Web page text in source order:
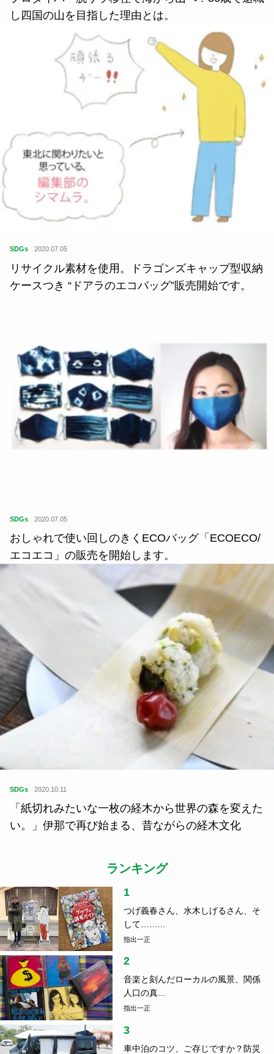
し四国の山を目指した理由とは。
SDGs 2020.07.05
リサイクル素材を使用。ドラゴンズキャップ型収納
ケースつき “ドアラのエコバッグ”販売開始です。
SDGs 2020.07.05
おしゃれで使い回しのきくECOバッグ「ECOECO/
エコエコ」の販売を開始します。
SDGs 2020.10.11
「紙切れみたいな一枚の経木から世界の森を変えた
い。」伊那で再び始まる、昔ながらの経木文化
ランキング
1
つげ義春さん、水木しげるさん、そ
して……...
指出一正
2
音楽と刻んだローカルの風景、関係
人口の真...
指出一正
3
車中泊のコツ、ご存じですか？防災